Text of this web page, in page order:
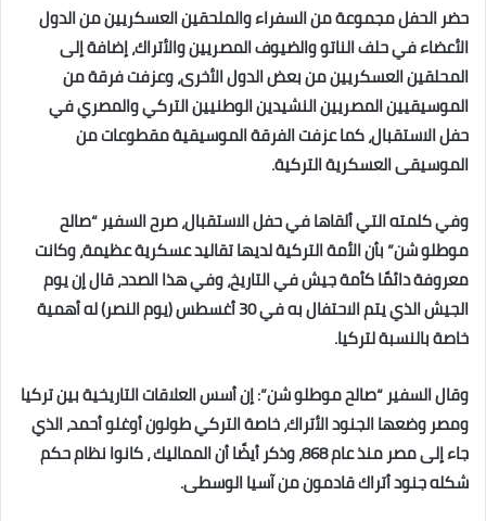
حضر الحفل مجموعة من السفراء والملحقين العسكريين من الدول
‏الأعضاء في حلف الناتو والضيوف المصريين والأتراك، إضافة إلى
المحلقين العسكريين من بعض الدول الأخرى، وعزفت ‏فرقة من
الموسيقيين المصريين النشيدين الوطنيين التركي والمصري في
حفل الاستقبال، كما عزفت الفرقة الموسيقية مقطوعات ‏من
الموسيقى العسكرية التركية.‏
وفي كلمته التي ألقاها في حفل الاستقبال، صرح السفير “صالح
موطلو شن” بأن الأمة التركية لديها تقاليد عسكرية عظيمة، وكانت
معروفة ‏دائمًا كأمة جيش في التاريخ‎، وفي هذا الصدد، قال إن يوم
الجيش الذي يتم الاحتفال به في 30 أغسطس (يوم النصر) له أهمية
‏خاصة بالنسبة لتركيا‎.‎
وقال السفير “صالح موطلو شن”: إن أسس العلاقات التاريخية بين تركيا
ومصر وضعها الجنود الأتراك، خاصة التركي طولون ‏أوغلو أحمد، الذي
جاء إلى مصر منذ عام 868، وذكر أيضًا أن المماليك ، كانوا نظام حكم
شكله جنود أتراك قادمون من آسيا ‏الوسطى. ‎